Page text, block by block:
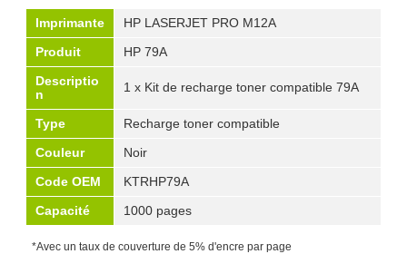
Imprimante
HP LASERJET PRO M12A
Produit
HP 79A
Descriptio
n
1 x Kit de recharge toner compatible 79A
Type
Recharge toner compatible
Couleur
Noir
Code OEM
KTRHP79A
Capacité
1000 pages
*Avec un taux de couverture de 5% d'encre par page